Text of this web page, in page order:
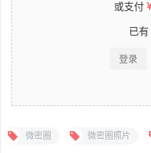
或支付
已有
登录
微密圈 微密圈照片